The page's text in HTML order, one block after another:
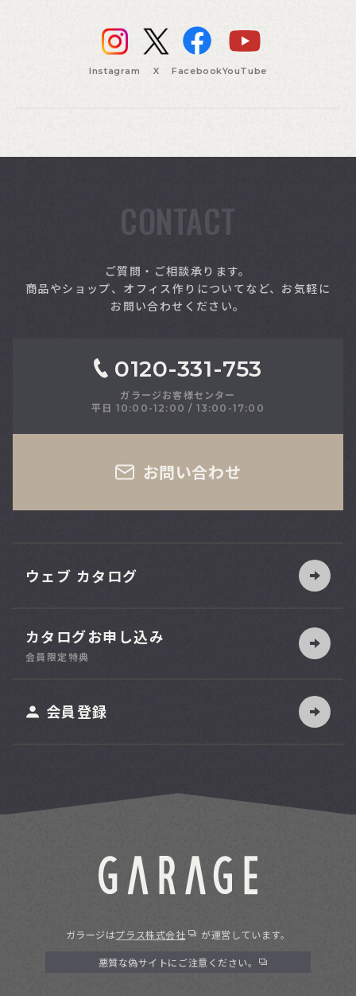
Instagram X FacebookYouTube
CONTACT
ご質問・ご相談承ります。
商品やショップ、オフィス作りについてなど、お気軽に
お問い合わせください。
0120-331-753
ガラージお客様センター
平日 10:00-12:00 / 13:00-17:00
お問い合わせ
ウェブ カタログ
カタログお申し込み
会員限定特典
会員登録
ガラージはプラス株式会社 が運営しています。
悪質な偽サイトにご注意ください。